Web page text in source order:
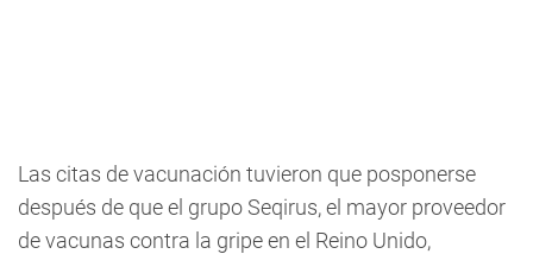
Las citas de vacunación tuvieron que posponerse
después de que el grupo Seqirus, el mayor proveedor
de vacunas contra la gripe en el Reino Unido,